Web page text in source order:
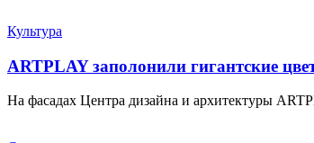
Культура
ARTPLAY заполонили гигантские
На фасадах Центра дизайна и архитектуры